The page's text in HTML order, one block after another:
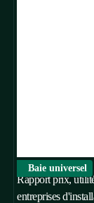
Baie universel
iSEVEN Ri7
Rapport prix,
entreprises